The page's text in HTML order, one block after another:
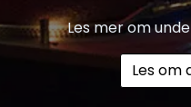
Les mer om
Les om